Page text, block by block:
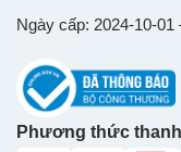
Ngày cấp: 2024-10-
Phương thức